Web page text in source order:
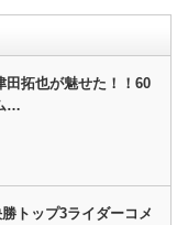
田拓也が魅せた！！60
…
勝トップ3ライダーコメ